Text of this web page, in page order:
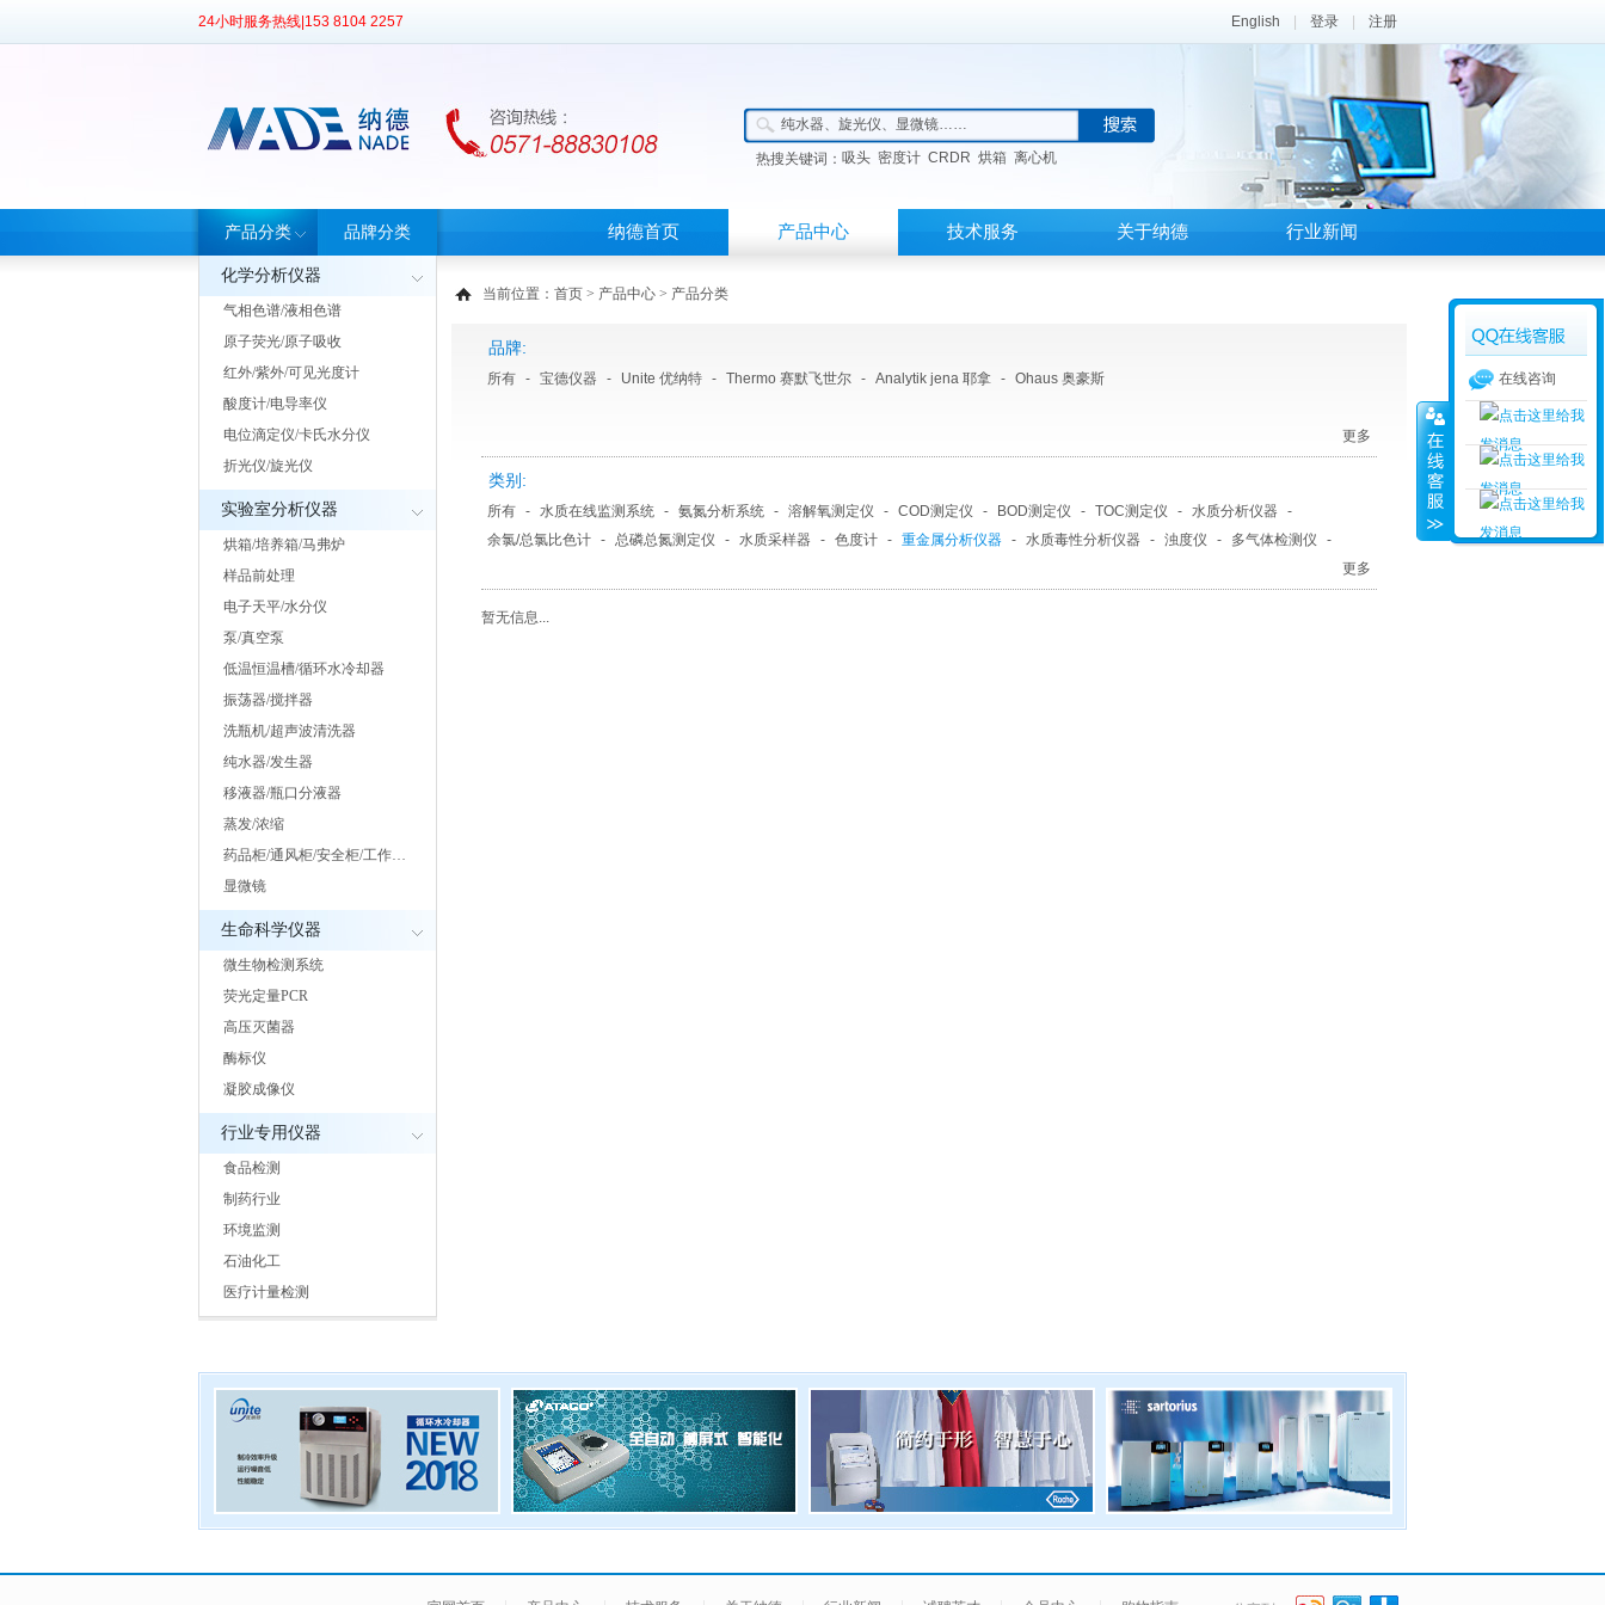
24小时服务热线| 153 8104 2257 English 登录 注册
热搜关键词： 吸头 密度计 CRDR 烘箱 离心机
产品分类
化学分析仪器
气相色谱/液相色谱
原子荧光/原子吸收
红外/紫外/可见光度计
酸度计/电导率仪
电位滴定仪/卡氏水分仪
折光仪/旋光仪
实验室分析仪器
烘箱/培养箱/马弗炉
样品前处理
电子天平/水分仪
泵/真空泵
低温恒温槽/循环水冷却器
振荡器/搅拌器
洗瓶机/超声波清洗器
纯水器/发生器
移液器/瓶口分液器
蒸发/浓缩
药品柜/通风柜/安全柜/工作…
显微镜
生命科学仪器
微生物检测系统
荧光定量PCR
高压灭菌器
酶标仪
凝胶成像仪
行业专用仪器
食品检测
制药行业
环境监测
石油化工
医疗计量检测
品牌分类 纳德首页 产品中心 技术服务 关于纳德 行业新闻
当前位置： 首页 > 产品中心 > 产品分类
品牌:
所有 - 宝德仪器 - Unite 优纳特 - Thermo 赛默飞世尔 - Analytik jena 耶拿 - Ohaus 奥豪斯
更多
类别:
所有 - 水质在线监测系统 - 氨氮分析系统 - 溶解氧测定仪 - COD测定仪 - BOD测定仪 - TOC测定仪 - 水质分析仪器
-
余氯/总氯比色计 - 总磷总氮测定仪 - 水质采样器 - 色度计 - 重金属分析仪器 - 水质毒性分析仪器 - 浊度仪 - 多气体检测仪
-
更多
暂无信息...
在线咨询